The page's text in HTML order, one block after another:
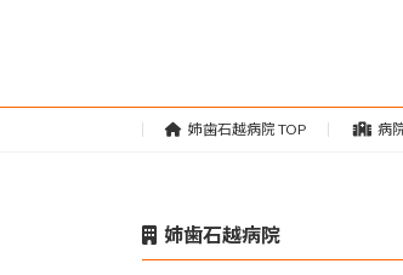
姉歯石越病院 TOP 病
姉歯石越病院